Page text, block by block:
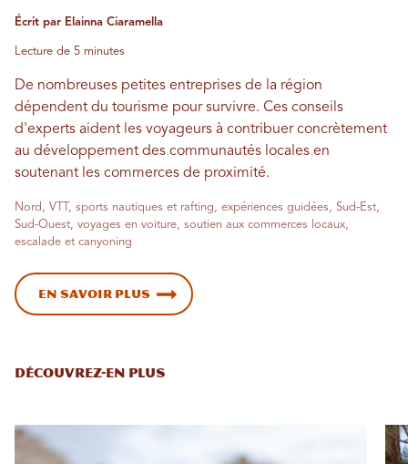
Écrit par Elainna Ciaramella
Lecture de 5 minutes
De nombreuses petites entreprises de la région
dépendent du tourisme pour survivre. Ces conseils
d'experts aident les voyageurs à contribuer concrètement
au développement des communautés locales en
soutenant les commerces de proximité.
Nord, VTT, sports nautiques et rafting, expériences guidées, Sud-Est,
Sud-Ouest, voyages en voiture, soutien aux commerces locaux,
escalade et canyoning
En savoir plus
DÉCOUVREZ-EN PLUS